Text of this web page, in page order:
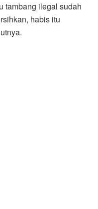
tambang ilegal sudah
habis itu